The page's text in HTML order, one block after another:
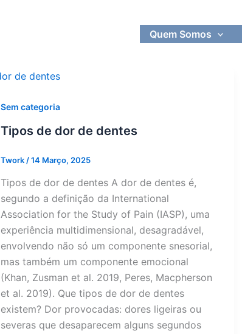
Quem Somos
Sem categoria
Tipos de dor de dentes
Twork /14 Março, 2025
Tipos de dor de dentes A dor de dentes é,
segundo a definição da International
Association for the Study of Pain (IASP), uma
experiência multidimensional, desagradável,
envolvendo não só um componente snesorial,
mas também um componente emocional
(Khan, Zusman et al. 2019, Peres, Macpherson
et al. 2019). Que tipos de dor de dentes
existem? Dor provocadas: dores ligeiras ou
severas que desaparecem alguns segundos